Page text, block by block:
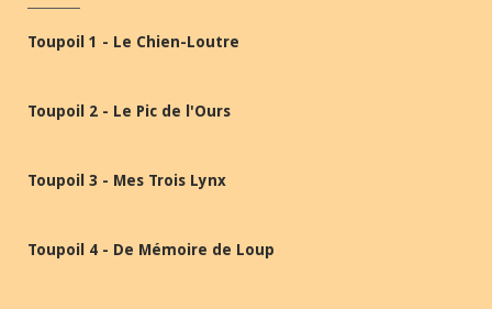
Toupoil 1 - Le Chien-Loutre
Toupoil 2 - Le Pic de l'Ours
Toupoil 3 - Mes Trois Lynx
Toupoil 4 - De Mémoire de Loup